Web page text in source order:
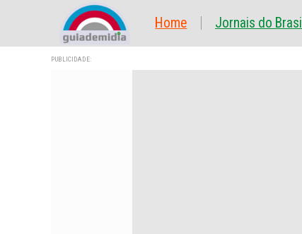
Home Jornais do Brasil
PUBLICIDADE: